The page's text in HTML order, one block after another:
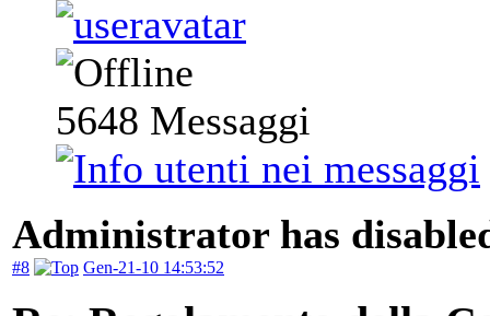
5648 Messaggi
Administrator has
#8 Gen-21-10 14:53:52